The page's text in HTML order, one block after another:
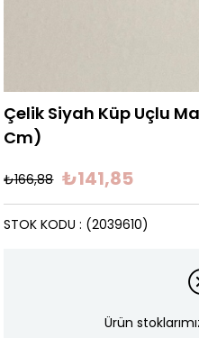
Çelik Siyah Küp Uçlu
Cm)
₺166,88 ₺141,85
(2039610)
STOK KODU
Ürün